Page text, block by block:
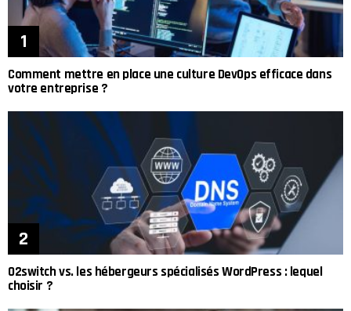
Comment mettre en place une culture DevOps efficace dans
votre entreprise ?
O2switch vs. les hébergeurs spécialisés WordPress : lequel
choisir ?